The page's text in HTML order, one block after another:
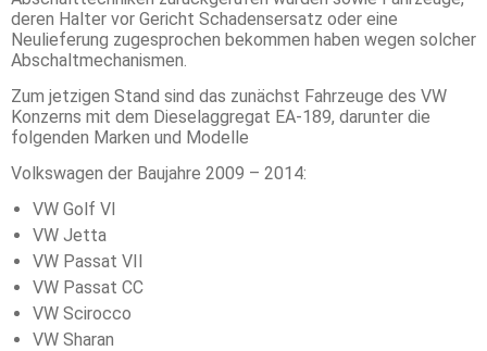
deren Halter vor Gericht Schadensersatz oder eine
Neulieferung zugesprochen bekommen haben wegen solcher
Abschaltmechanismen.
Zum jetzigen Stand sind das zunächst Fahrzeuge des VW
Konzerns mit dem Dieselaggregat EA-189, darunter die
folgenden Marken und Modelle
Volkswagen der Baujahre 2009 – 2014:
VW Golf VI
VW Jetta
VW Passat VII
VW Passat CC
VW Scirocco
VW Sharan